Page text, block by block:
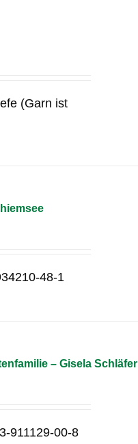
(Garn ist
48-1
– Gisela Schläfer
911129-00-8